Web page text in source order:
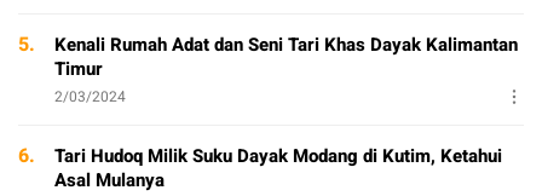
5.
Kenali Rumah Adat dan Seni Tari Khas Dayak Kalimantan
Timur
2/03/2024
6.
Tari Hudoq Milik Suku Dayak Modang di Kutim, Ketahui
Asal Mulanya